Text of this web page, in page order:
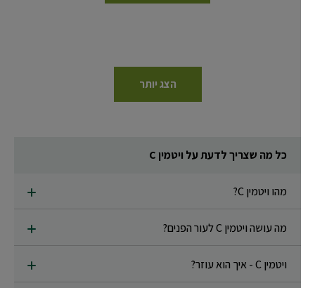
הצג יותר
כל מה שצריך לדעת על ויטמין C
מהו ויטמין C?
מה עושה ויטמין C לעור הפנים?
ויטמין C - איך הוא עוזר?